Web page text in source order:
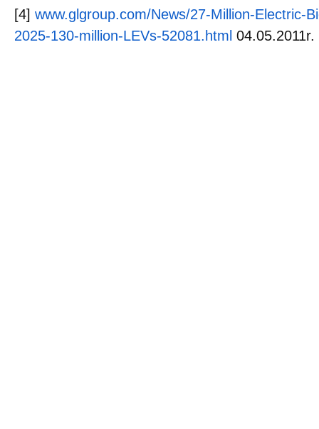
[4] www.glgroup.com/News/27-Million-Electric-
2025-130-million-LEVs-52081.html 04.05.2011r.